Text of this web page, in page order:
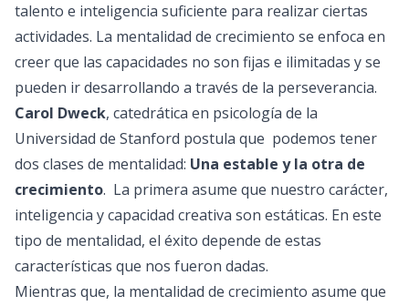
talento e inteligencia suficiente para realizar ciertas
actividades. La mentalidad de crecimiento se enfoca en
creer que las capacidades no son fijas e ilimitadas y se
pueden ir desarrollando a través de la perseverancia.
Carol Dweck, catedrática en psicología de la
Universidad de Stanford postula que podemos tener
dos clases de mentalidad: Una estable y la otra de
crecimiento. La primera asume que nuestro carácter,
inteligencia y capacidad creativa son estáticas. En este
tipo de mentalidad, el éxito depende de estas
características que nos fueron dadas.
Mientras que, la mentalidad de crecimiento asume que